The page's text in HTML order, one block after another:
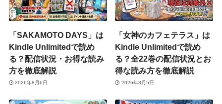
「SAKAMOTO DAYS」は
Kindle Unlimitedで読め
る？配信状況・お得な読み
方を徹底解説
2026年8月6日
「女神のカフェテラス」は
Kindle Unlimitedで読め
る？全22巻の配信状況とお
得な読み方を徹底解説
2026年8月5日